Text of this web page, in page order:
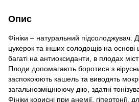
Опис
Фініки – натуральний підсолоджувач.
цукерок та інших солодощів на основі
багаті на антиоксиданти, в плодах
Плоди допомагають боротися з
заспокоюють кашель та виводять
загальнозміцнюючу дію, здатні
Фініки корисні при анемії, гіпертонії,